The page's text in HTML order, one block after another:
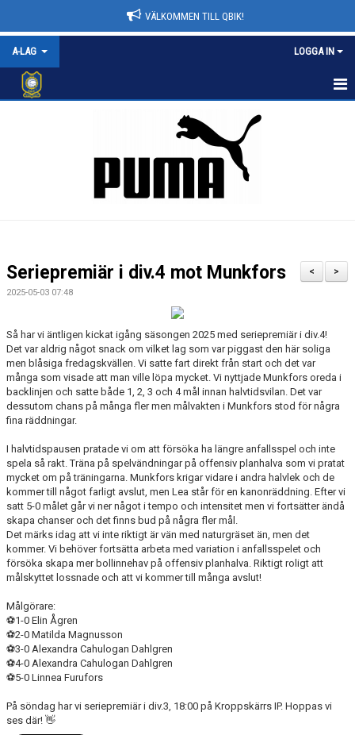
VÄLKOMMEN TILL QBIK!
A-LAG LOGGA IN
BILDGALLERI
KONTAKT
>
<
Seriepremiär i div.4 mot Munkfors
2025-05-03 07:48
Så har vi äntligen kickat igång säsongen 2025 med seriepremiär i div.4!
Det var aldrig något snack om vilket lag som var piggast den här soliga
men blåsiga fredagskvällen. Vi satte fart direkt från start och det var
många som visade att man ville löpa mycket. Vi nyttjade Munkfors oreda i
backlinjen och satte både 1, 2, 3 och 4 mål innan halvtidsvilan. Det var
dessutom chans på många fler men målvakten i Munkfors stod för några
fina räddningar.
I halvtidspausen pratade vi om att försöka ha längre anfallsspel och inte
spela så rakt. Träna på spelvändningar på offensiv planhalva som vi pratat
mycket om på träningarna. Munkfors krigar vidare i andra halvlek och de
kommer till något farligt avslut, men Lea står för en kanonräddning. Efter vi
satt 5-0 målet går vi ner något i tempo och intensitet men vi fortsätter ändå
skapa chanser och det finns bud på några fler mål.
Det märks idag att vi inte riktigt är vän med naturgräset än, men det
kommer. Vi behöver fortsätta arbeta med variation i anfallsspelet och
försöka skapa mer bollinnehav på offensiv planhalva. Riktigt roligt att
målskyttet lossnade och att vi kommer till många avslut!
Målgörare:
⚽️1-0 Elin Ågren
⚽️2-0 Matilda Magnusson
⚽️3-0 Alexandra Cahulogan Dahlgren
⚽️4-0 Alexandra Cahulogan Dahlgren
⚽️5-0 Linnea Furufors
På söndag har vi seriepremiär i div.3, 18:00 på Kroppskärrs IP. Hoppas vi
ses där! 👋